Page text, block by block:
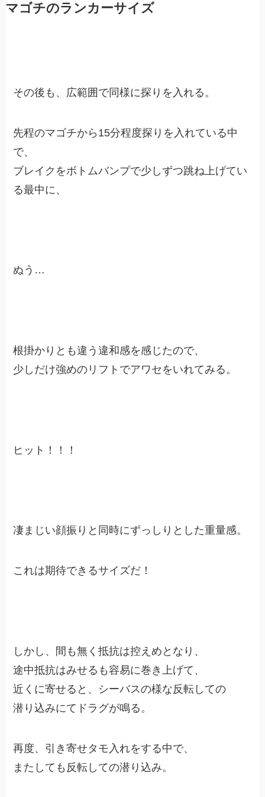
マゴチのランカーサイズ
その後も、広範囲で同様に探りを入れる。
先程のマゴチから15分程度探りを入れている中
で、
ブレイクをボトムバンプで少しずつ跳ね上げてい
る最中に、
ぬう…
根掛かりとも違う違和感を感じたので、
少しだけ強めのリフトでアワセをいれてみる。
ヒット！！！
凄まじい顔振りと同時にずっしりとした重量感。
これは期待できるサイズだ！
しかし、間も無く抵抗は控えめとなり、
途中抵抗はみせるも容易に巻き上げて、
近くに寄せると、シーバスの様な反転しての
潜り込みにてドラグが鳴る。
再度、引き寄せタモ入れをする中で、
またしても反転しての潜り込み。